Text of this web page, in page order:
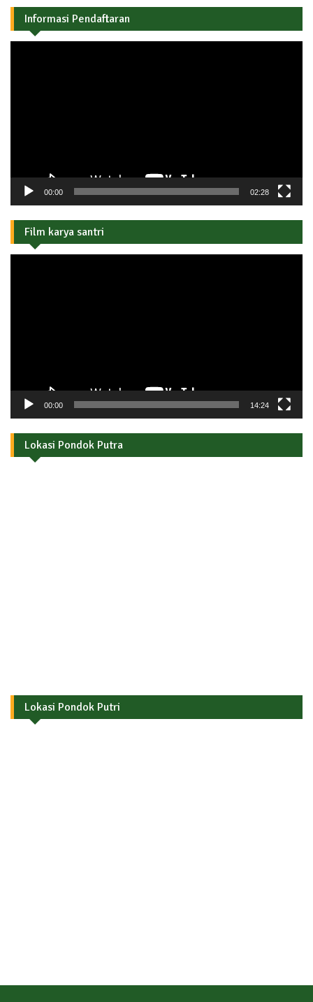
Informasi Pendaftaran
00:00 02:28
Film karya santri
00:00 14:24
Lokasi Pondok Putra
Lokasi Pondok Putri